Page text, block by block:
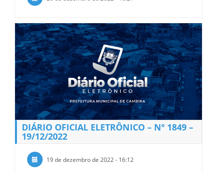
DIÁRIO OFICIAL ELETRÔNICO – Nº 1849 –
19/12/2022
19 de dezembro de 2022 - 16:12